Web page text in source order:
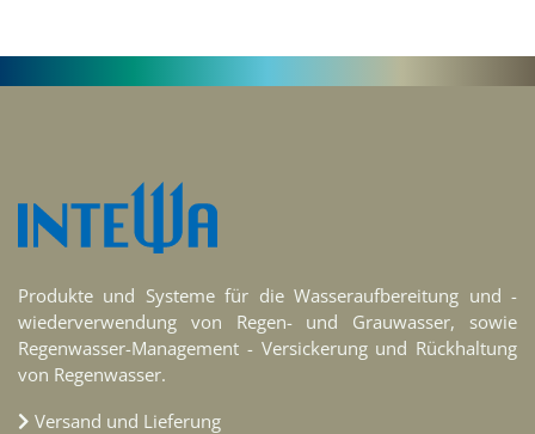
Produkte und Systeme für die Wasseraufbereitung und -
wiederverwendung von Regen- und Grauwasser, sowie
Regenwasser-Management - Versickerung und Rückhaltung
von Regenwasser.
Versand und Lieferung